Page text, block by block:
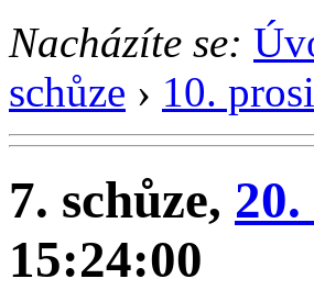
Nacházíte se:
schůze › 10.
7. schůze,
15:24:00